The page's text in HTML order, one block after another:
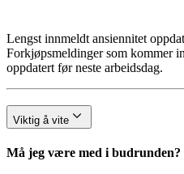
Lengst innmeldt ansiennitet
Forkjøpsmeldinger som kommer
oppdatert før neste arbeidsdag.
Viktig å vite
Må jeg være med i budrunden?